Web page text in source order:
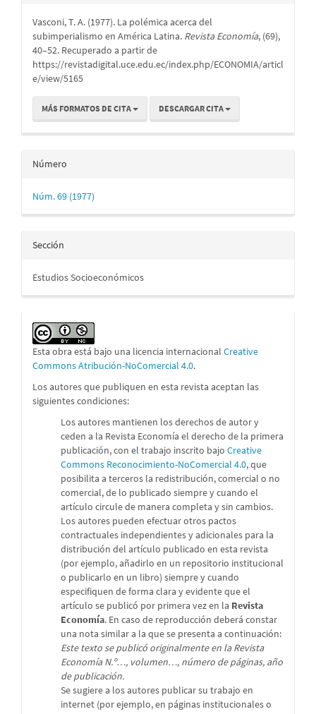
artículo
Vasconi, T. A. (1977). La polémica acerca del
subimperialismo en América Latina. Revista Economía, (69),
40–52. Recuperado a partir de
https://revistadigital.uce.edu.ec/index.php/ECONOMIA/articl
e/view/5165
MÁS FORMATOS DE CITA DESCARGAR CITA
Número
Núm. 69 (1977)
Sección
Estudios Socioeconómicos
Esta obra está bajo una licencia internacional Creative
Commons Atribución-NoComercial 4.0.
Los autores que publiquen en esta revista aceptan las
siguientes condiciones:
Los autores mantienen los derechos de autor y
ceden a la Revista Economía el derecho de la primera
publicación, con el trabajo inscrito bajo Creative
Commons Reconocimiento-NoComercial 4.0, que
posibilita a terceros la redistribución, comercial o no
comercial, de lo publicado siempre y cuando el
artículo circule de manera completa y sin cambios.
Los autores pueden efectuar otros pactos
contractuales independientes y adicionales para la
distribución del artículo publicado en esta revista
(por ejemplo, añadirlo en un repositorio institucional
o publicarlo en un libro) siempre y cuando
especifiquen de forma clara y evidente que el
artículo se publicó por primera vez en la Revista
Economía. En caso de reproducción deberá constar
una nota similar a la que se presenta a continuación:
Este texto se publicó originalmente en la Revista
Economía N.º…, volumen…, número de páginas, año
de publicación.
Se sugiere a los autores publicar su trabajo en
internet (por ejemplo, en páginas institucionales o